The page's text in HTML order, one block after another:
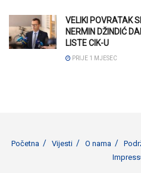
VELIKI POVRATAK
NERMIN DŽINDIĆ
LISTE CIK-U
PRIJE 1 MJESEC
Početna Vijesti O nama